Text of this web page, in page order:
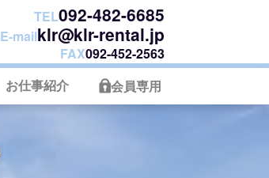
TEL092-482-6685
E-mailklr@klr-rental.jp
FAX092-452-2563
お仕事紹介 会員専用